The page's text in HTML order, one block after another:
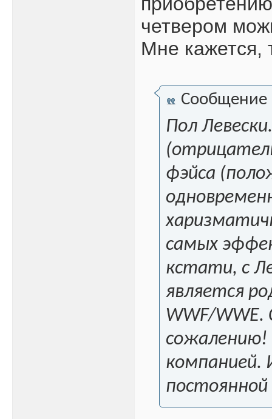
четвером
Мне кажется,
Сообщение
Пол
фэйса
самых
кстати, с
является
WWF/
сожалению!
компанией.
постоянной